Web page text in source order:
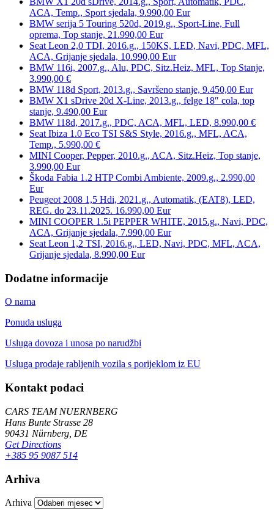
ACA, Temp., Sport sjedala, 9.990,00 Eur
BMW serija 5 Touring 520d, 2019.g., Sport-Line, Full
oprema, Top stanje, 21.990,00 Eur
Seat Leon 2,0 TDI, 2016.g., 150KS, LED, Navi, PDC, MFL,
ACA, Grijanje sjedala, 10.990,00 Eur
BMW 116i, 2007.g., Alu, PDC, Sitz.Heiz, MFL, Top Stanje,
3.990,00 €
BMW 118d Sport, 2013.g., Savršeno stanje, 9.450,00 Eur
BMW X1 sDrive 20d X-Line, 2013.g., felge 18″ cola, top
stanje, 9.490,00 Eur
BMW 118d, 2017.g., PDC, ACA, MFL, LED, 8.990,00 €
Seat Ibiza 1.0 Eco TSI S&S Style, 2016.g., MFL, ACA,
Temp., 5.990,00 €
MINI Cooper, Pepper, 2010.g., ACA, Sitz.Heiz, Top stanje,
3.990,00 Eur
Škoda Fabia 1.2 HTP Combi Ambiente, 2009.g., 2.990,00
Eur
Peugeot 2008 1,5 Hdi, 2021.g., Automatik, (EAT8), LED,
REG. do 23.11.2025. 16.990,00 Eur
MINI COOPER 1.5i PEPPER WHITE, 2015.g., Navi, PDC,
ACA, Grijanje sjedala, 7.990,00 Eur
Seat Leon 1,2 TSI, 2016.g., LED, Navi, PDC, MFL, ACA,
Grijanje sjedala, 8.990,00 Eur
Dodatne informacije
O nama
Ponuda usluga
Usluga dovoza i unosa po narudžbi
Usluga prodaje rabljenih vozila s porijeklom iz EU
Kontakt podaci
CARS TEAM NUERNBERG
Hans Bunte Strasse 28
90431 Nürnberg, DE
Get Directions
+385 95 9087 514
Arhiva
Arhiva